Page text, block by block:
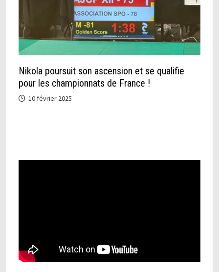
Nikola poursuit son ascension et se qualifie
pour les championnats de France !
10 février 2025